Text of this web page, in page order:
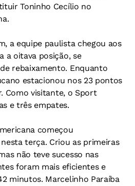
Toninho Cecílio no
a equipe paulista chegou aos
a oitava posição, se
rebaixamento. Enquanto
estacionou nos 23 pontos
Como visitante, o Sport
e três empates.
começou
terça. Criou as primeiras
não teve sucesso nas
foram mais eficientes e
minutos. Marcelinho Paraíba